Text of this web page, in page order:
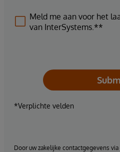
Meld me aan voor het
van InterSystems.**
*Verplichte velden
Door uw zakelijke contactgegevens